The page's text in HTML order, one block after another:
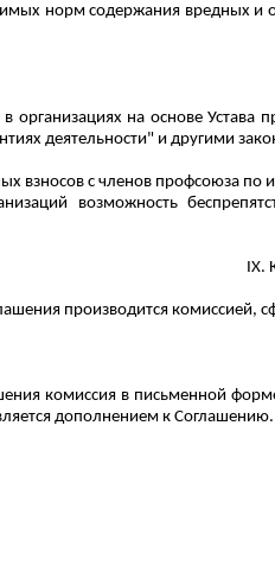
норм содержания вредных и
организациях на основе
деятельности" и другими
взносов с членов профсоюза
возможность
IX.
производится комиссией,
комиссия в письменной
дополнением к Соглашению.